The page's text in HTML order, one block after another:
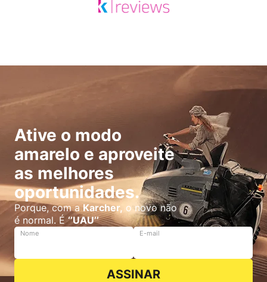
Ative o modo
amarelo e aproveite
as melhores
oportunidades.
Porque, com aKarcher, o novo não
é normal. É‘’UAU’’
Nome E-mail
ASSINAR